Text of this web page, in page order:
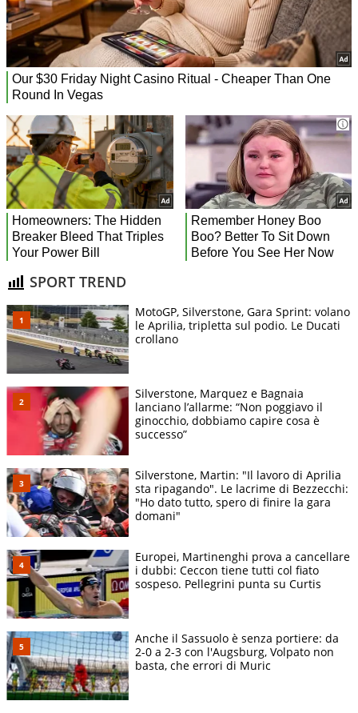
SPORT TREND
MotoGP, Silverstone, Gara Sprint: volano
le Aprilia, tripletta sul podio. Le Ducati
crollano
Silverstone, Marquez e Bagnaia
lanciano l’allarme: “Non poggiavo il
ginocchio, dobbiamo capire cosa è
successo”
Silverstone, Martin: "Il lavoro di Aprilia
sta ripagando". Le lacrime di Bezzecchi:
"Ho dato tutto, spero di finire la gara
domani"
Europei, Martinenghi prova a cancellare
i dubbi: Ceccon tiene tutti col fiato
sospeso. Pellegrini punta su Curtis
Anche il Sassuolo è senza portiere: da
2-0 a 2-3 con l'Augsburg, Volpato non
basta, che errori di Muric